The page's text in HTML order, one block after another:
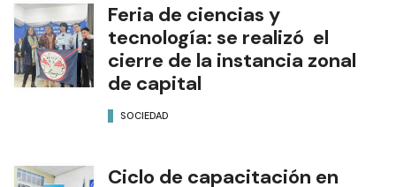
Feria de ciencias y
tecnología: se realizó el
cierre de la instancia zonal
de capital
SOCIEDAD
Ciclo de capacitación en